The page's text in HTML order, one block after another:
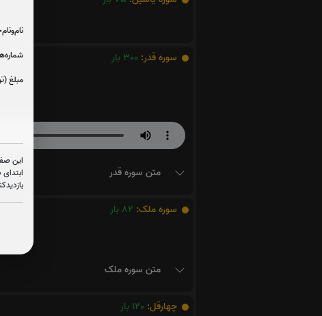
مبلغ
این
سوره قدر: 300 بار
متن سوره قدر
سوره ملک: 82 بار
متن سوره ملک
چهارقل: 120 بار